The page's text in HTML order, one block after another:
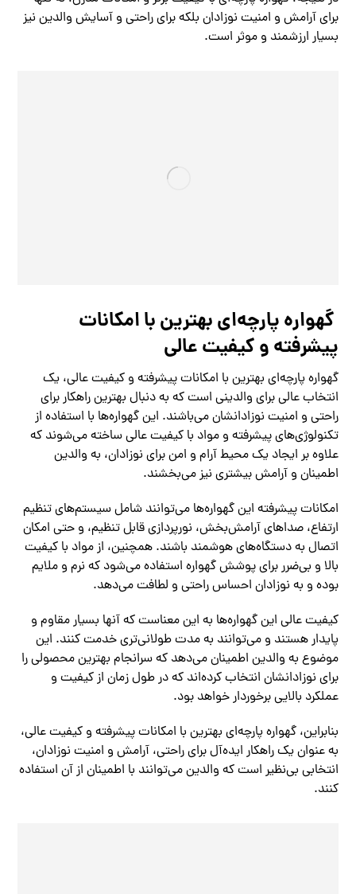
برای آرامش و امنیت نوزادان بلکه برای راحتی و آسایش والدین نیز
بسیار ارزشمند و موثر است.
گهواره پارچه‌ای بهترین با امکانات
پیشرفته و کیفیت عالی
گهواره پارچه‌ای بهترین با امکانات پیشرفته و کیفیت عالی، یک
انتخاب عالی برای والدینی است که به دنبال بهترین راهکار برای
راحتی و امنیت نوزادانشان می‌باشند. این گهواره‌ها با استفاده از
تکنولوژی‌های پیشرفته و مواد با کیفیت عالی ساخته می‌شوند که
علاوه بر ایجاد یک محیط آرام و امن برای نوزادان، به والدین
اطمینان و آرامش بیشتری نیز می‌بخشند.
امکانات پیشرفته این گهواره‌ها می‌توانند شامل سیستم‌های تنظیم
ارتفاع، صداهای آرامش‌بخش، نورپردازی قابل تنظیم، و حتی امکان
اتصال به دستگاه‌های هوشمند باشند. همچنین، از مواد با کیفیت
بالا و بی‌ضرر برای پوشش گهواره استفاده می‌شود که نرم و ملایم
بوده و به نوزادان احساس راحتی و لطافت می‌دهد.
کیفیت عالی این گهواره‌ها به این معناست که آنها بسیار مقاوم و
پایدار هستند و می‌توانند به مدت طولانی‌تری خدمت کنند. این
موضوع به والدین اطمینان می‌دهد که سرانجام بهترین محصولی را
برای نوزادانشان انتخاب کرده‌اند که در طول زمان از کیفیت و
عملکرد بالایی برخوردار خواهد بود.
بنابراین، گهواره پارچه‌ای بهترین با امکانات پیشرفته و کیفیت عالی،
به عنوان یک راهکار ایده‌آل برای راحتی، آرامش و امنیت نوزادان،
انتخابی بی‌نظیر است که والدین می‌توانند با اطمینان از آن استفاده
کنند.